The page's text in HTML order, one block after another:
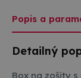
Popis a
Detailný
Box na zošity